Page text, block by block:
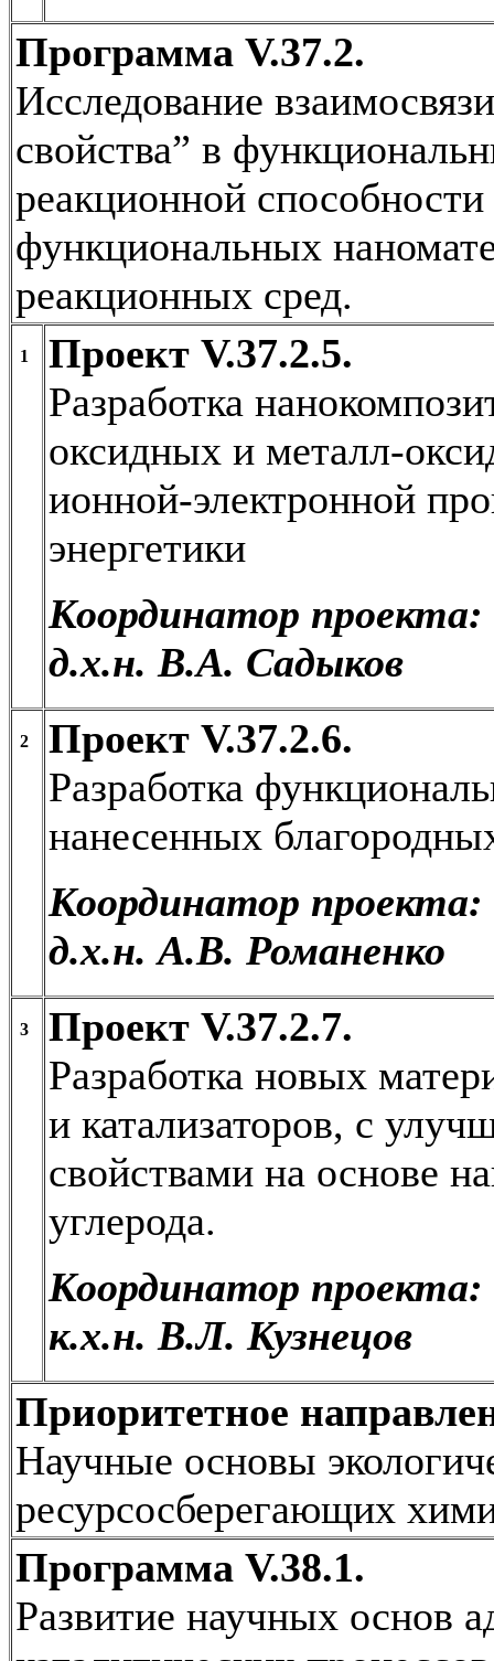
Программа V.37.2.
Исследование
свойства” в
реакционной
функциональных
реакционных сред.
1
Проект V.37.2.5.
Разработка
оксидных и металл-
ионной-электронной
энергетики
Координатор проекта:
д.х.н. В.А. Садыков
2
Проект V.37.2.6.
Разработка
нанесенных
Координатор проекта:
д.х.н. А.В. Романенко
3
Проект V.37.2.7.
Разработка новых
и катализаторов, с
свойствами на основе
углерода.
Координатор проекта:
к.х.н. В.Л. Кузнецов
Приоритетное
Научные основы
ресурсосберегающих
Программа V.38.1.
Развитие научных основ